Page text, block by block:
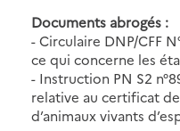
Documents abrogés :
- Circulaire DNP/CFF
ce qui concerne les
- Instruction PN S2
relative au certificat
d’animaux vivants